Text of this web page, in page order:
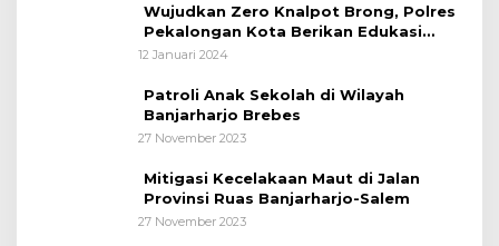
Wujudkan Zero Knalpot Brong, Polres
Pekalongan Kota Berikan Edukasi
Kepada Pelajar
12 Januari 2024
Patroli Anak Sekolah di Wilayah
Banjarharjo Brebes
27 November 2023
Mitigasi Kecelakaan Maut di Jalan
Provinsi Ruas Banjarharjo-Salem
27 November 2023